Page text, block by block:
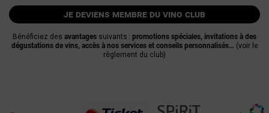
je deviens membre du vino club
Bénéficiez des avantages suivants : promotions spéciales, invitations à des
dégustations de vins, accès à nos services et conseils personnalisés… (voir le
règlement du club)